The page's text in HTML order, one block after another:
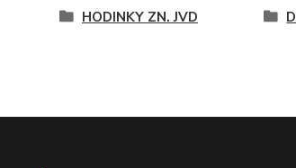
HODINKY ZN. JVD